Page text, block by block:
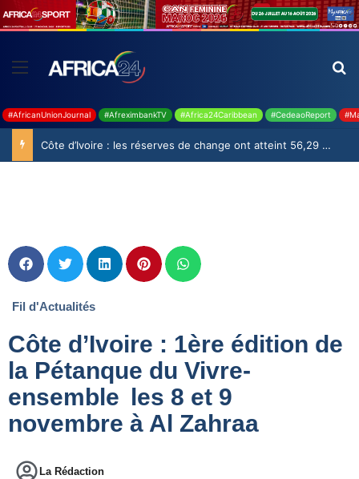
#AfricanUnionJournal #AfreximbankTV #Africa24Caribbean #CedeaoReport
Côte d’Ivoire : les réserves de change ont atteint 56,29 milliards USD en juillet
Fil d'Actualités
Côte d’Ivoire : 1ère édition de
la Pétanque du Vivre-
ensemble les 8 et 9
novembre à Al Zahraa
La Rédaction